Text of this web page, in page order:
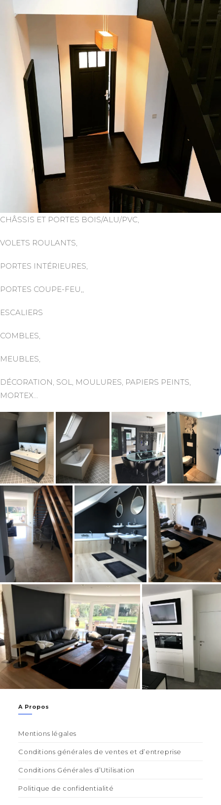
CHÂSSIS ET PORTES BOIS/ALU/PVC,
VOLETS ROULANTS,
PORTES INTÉRIEURES,
PORTES COUPE-FEU,,
ESCALIERS
COMBLES,
MEUBLES,
DÉCORATION, SOL, MOULURES, PAPIERS PEINTS,
MORTEX…
A Propos
Mentions légales
Conditions générales de ventes et d’entreprise
Conditions Générales d’Utilisation
Politique de confidentialité